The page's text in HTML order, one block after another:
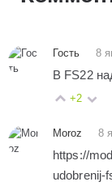
Гость 8
В FS22
+2
Moroz 8
https://
udobrenij-